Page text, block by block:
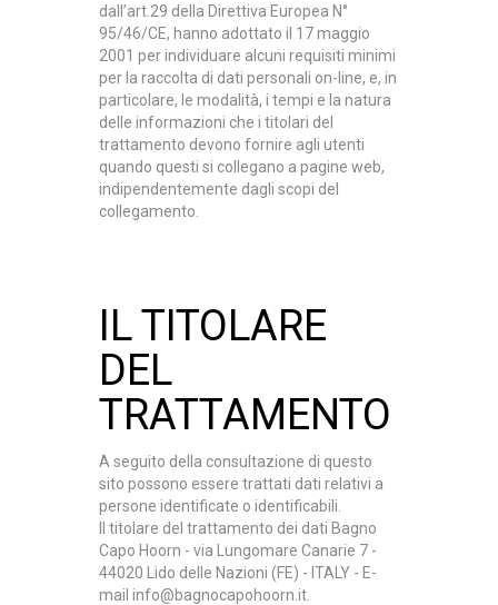
dall’art.29 della Direttiva Europea N°
95/46/CE, hanno adottato il 17 maggio
2001 per individuare alcuni requisiti minimi
per la raccolta di dati personali on-line, e, in
particolare, le modalità, i tempi e la natura
delle informazioni che i titolari del
trattamento devono fornire agli utenti
quando questi si collegano a pagine web,
indipendentemente dagli scopi del
collegamento.
IL TITOLARE
DEL
TRATTAMENTO
A seguito della consultazione di questo
sito possono essere trattati dati relativi a
persone identificate o identificabili.
Il titolare del trattamento dei dati Bagno
Capo Hoorn - via Lungomare Canarie 7 -
44020 Lido delle Nazioni (FE) - ITALY - E-
mail info@bagnocapohoorn.it.